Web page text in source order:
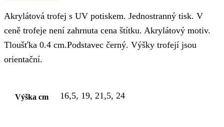
Akrylátová trofej s UV potiskem. Jednostranný tisk. V
ceně trofeje není zahrnuta cena štítku. Akrylátový motiv.
Tloušťka 0.4 cm.Podstavec černý. Výšky trofejí jsou
orientační.
Výška cm 16,5, 19, 21,5, 24